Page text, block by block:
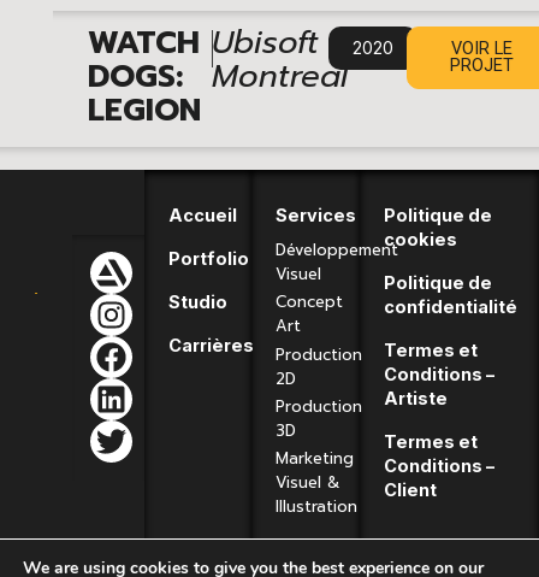
WATCH
DOGS:
LEGION​
|Ubisoft
Montreal
2020
VOIR LE
PROJET
Accueil
Portfolio
Studio
Carrières
Services
Développement
Visuel
Concept
Art
Production
2D
Production
3D
Marketing
Visuel &
Illustration
Politique de
cookies
Politique de
confidentialité
Termes et
Conditions –
Artiste
Termes et
Conditions –
Client
We are using cookies to give you the best experience on our